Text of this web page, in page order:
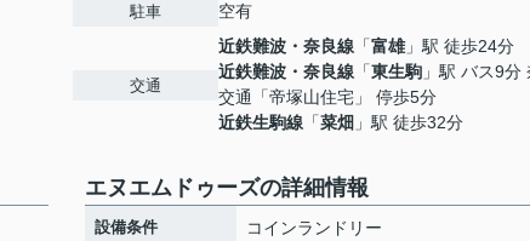
駐車 空有
交通
近鉄難波・奈良線 「富雄」駅 徒歩24分
近鉄難波・奈良線 「東生駒 」駅 バス9分
交通「帝塚山住宅」 停歩5分
近鉄生駒線 「菜畑 」駅 徒歩32分
エヌエムドゥーズの詳細情報
設備条件
コインランドリー